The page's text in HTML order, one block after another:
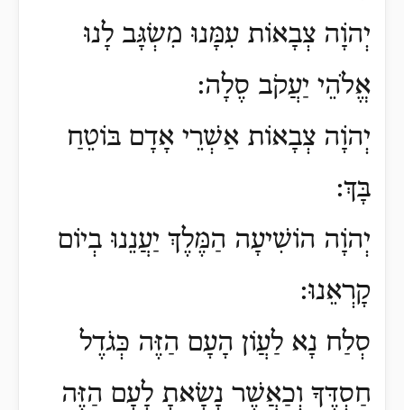
יְהוָֹה צְבָאוֹת עִמָּנוּ מִשְׂגָּב לָנוּ
אֱלֹהֵי יַעֲקֹב סֶלָה:
יְהוָֹה צְבָאוֹת אַשְׁרֵי אָדָם בּוֹטֵחַ
בָּךְ:
יְהוָֹה הוֹשִׁיעָה הַמֶּלֶךְ יַעֲנֵנוּ בְיוֹם
קָרְאֵנוּ:
סְלַח נָא לַעֲוֹן הָעָם הַזֶּה כְּגֹדֶל
חַסְדֶּךָ וְכַאֲשֶׁר נָשָׂאתָ לָעָם הַזֶּה